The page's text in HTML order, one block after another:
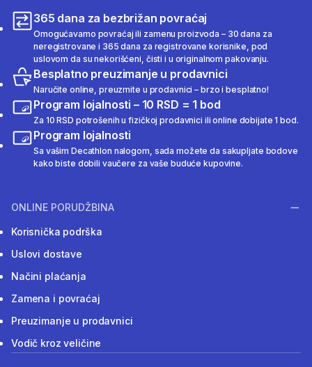
365 dana za bezbrižan povraćaj
Omogućavamo povraćaj ili zamenu proizvoda – 30 dana za
neregistrovane i 365 dana za registrovane korisnike, pod
uslovom da su nekorišćeni, čisti i u originalnom pakovanju.
Besplatno preuzimanje u prodavnici
Naručite online, preuzmite u prodavnici – brzo i besplatno!
Program lojalnosti – 10 RSD = 1 bod
Za 10 RSD potrošenih u fizičkoj prodavnici ili online dobijate 1 bod.
Program lojalnosti
Sa vašim Decathlon nalogom, sada možete da sakupljate bodove
kako biste dobili vaučere za vaše buduće kupovine.
ONLINE PORUDŽBINA
Korisnička podrška
Uslovi dostave
Načini plaćanja
Zamena i povraćaj
Preuzimanje u prodavnici
Vodič kroz veličine